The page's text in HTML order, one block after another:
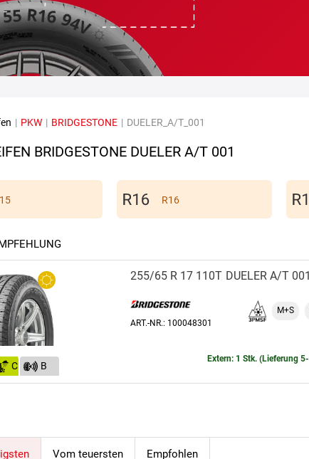
| PKW | BRIDGESTONE | DUELER_A/T_001
BRIDGESTONE DUELER A/T 001
R16
C
B
(73)
DUELER A/T 001
255/65 R 17 110T
ART.-NR.: 100048301
M+S
Extern: 1 Stk. (Lieferung
Vom teuersten Empfohlen